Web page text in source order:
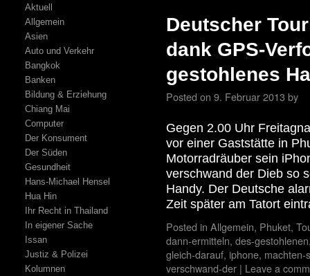
Aktuell
Allgemein
Asien
Auto und Verkehr
Bangkok
Banken
Bildung & Erziehung
Chiang Mai
Computer
Der Konsument
Der Süden
Gesundheit
Hans-Michael Hensel
Hua Hin
Ihr Recht in Thailand
In eigener Sache
Issan
Justiz & Polizei
Kolumnen
Deutscher
dank GPS-
gestohlenes
Posted on 9. Februar 2013 by
Gegen 2.00 Uhr
vor einer Gaststätte in
Motorradräuber sein
verschwand der Dieb so
Handy. Der Deutsche
Zeit später am Tatort
Posted in Allgemein, Phuket,
dann-ermitteln, des-gestohlenen
gleich-darauf, iphone, machten-
verschwand-der | Leave a